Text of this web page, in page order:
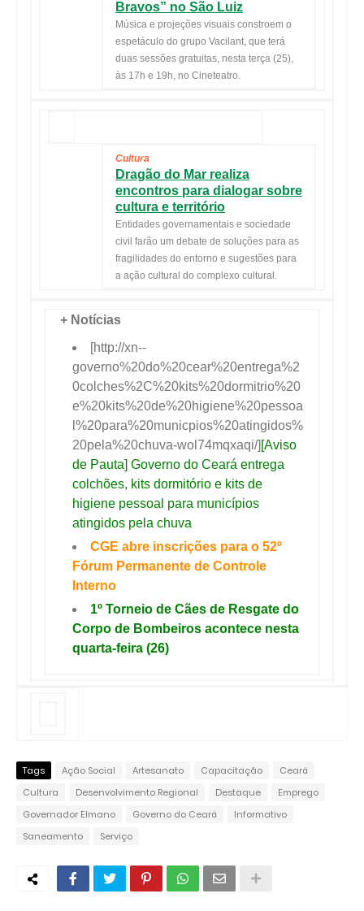
Bravos” no São Luiz
Música e projeções visuais constroem o
espetáculo do grupo Vacilant, que terá
duas sessões gratuitas, nesta terça (25),
às 17h e 19h, no Cineteatro.
Cultura
Dragão do Mar realiza
encontros para dialogar sobre
cultura e território
Entidades governamentais e sociedade
civil farão um debate de soluções para as
fragilidades do entorno e sugestões para
a ação cultural do complexo cultural.
+ Notícias
[http://xn--
governo%20do%20cear%20entrega%2
0colches%2C%20kits%20dormitrio%20
e%20kits%20de%20higiene%20pessoa
l%20para%20municpios%20atingidos%
20pela%20chuva-wol74mqxaqi/] [Aviso
de Pauta] Governo do Ceará entrega
colchões, kits dormitório e kits de
higiene pessoal para municípios
atingidos pela chuva
CGE abre inscrições para o 52º
Fórum Permanente de Controle
Interno
1º Torneio de Cães de Resgate do
Corpo de Bombeiros acontece nesta
quarta-feira (26)
Tags Ação Social Artesanato Capacitação
Ceará
Cultura
Desenvolvimento Regional Destaque
Emprego
Governador Elmano
Governo do Ceará
Informativo
Saneamento
Serviço